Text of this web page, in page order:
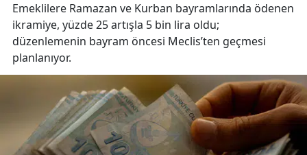
Emeklilere Ramazan ve Kurban bayramlarında ödenen
ikramiye, yüzde 25 artışla 5 bin lira oldu;
düzenlemenin bayram öncesi Meclis’ten geçmesi
planlanıyor.